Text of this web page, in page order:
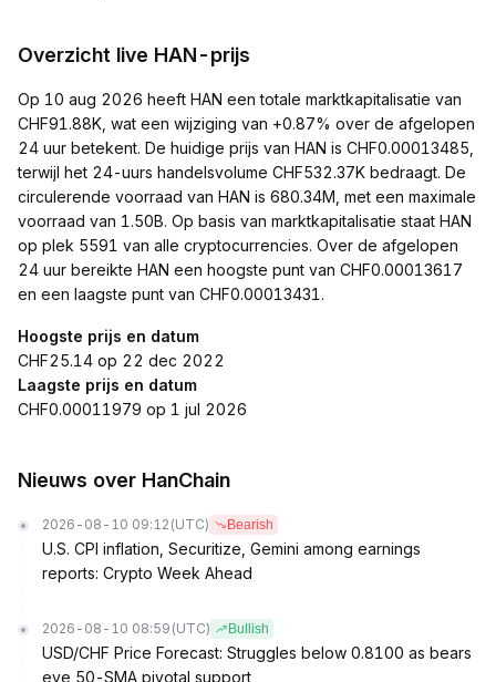
Overzicht live HAN-prijs
Op 10 aug 2026 heeft HAN een totale marktkapitalisatie van
CHF91.88K, wat een wijziging van +0.87% over de afgelopen
24 uur betekent. De huidige prijs van HAN is CHF0.00013485,
terwijl het 24-uurs handelsvolume CHF532.37K bedraagt. De
circulerende voorraad van HAN is 680.34M, met een maximale
voorraad van 1.50B. Op basis van marktkapitalisatie staat HAN
op plek 5591 van alle cryptocurrencies. Over de afgelopen
24 uur bereikte HAN een hoogste punt van CHF0.00013617
en een laagste punt van CHF0.00013431.
Hoogste prijs en datum
CHF25.14 op 22 dec 2022
Laagste prijs en datum
CHF0.00011979 op 1 jul 2026
Nieuws over HanChain
2026-08-10 09:12 (UTC) Bearish
U.S. CPI inflation, Securitize, Gemini among earnings
reports: Crypto Week Ahead
2026-08-10 08:59 (UTC) Bullish
USD/CHF Price Forecast: Struggles below 0.8100 as bears
eye 50-SMA pivotal support